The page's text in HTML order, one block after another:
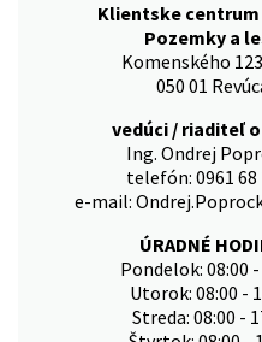
Klientske centrum
Pozemky a
Komenského
050 01
vedúci / riaditeľ
Ing. Ondrej
telefón: 0961 68
e-mail:
ÚRADNÉ
Pondelok: 08:00 -
Utorok: 08:00 -
Streda: 08:00 -